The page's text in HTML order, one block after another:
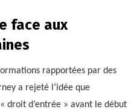
face aux
rapportées par des
a rejeté l’idée que
droit d’entrée » avant le début